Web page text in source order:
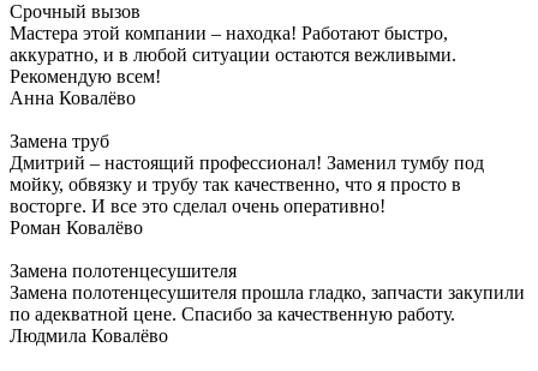
Срочный вызов
Мастера этой компании – находка! Работают быстро,
аккуратно, и в любой ситуации остаются вежливыми.
Рекомендую всем!
Анна Ковалёво
Замена труб
Дмитрий – настоящий профессионал! Заменил тумбу под
мойку, обвязку и трубу так качественно, что я просто в
восторге. И все это сделал очень оперативно!
Роман Ковалёво
Замена полотенцесушителя
Замена полотенцесушителя прошла гладко, запчасти закупили
по адекватной цене. Спасибо за качественную работу.
Людмила Ковалёво